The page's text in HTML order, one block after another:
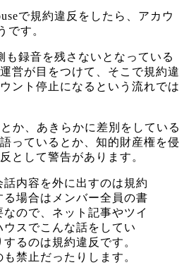
で規約違反をしたら、アカウ
です。
も録音を残さないとなっている
営が目をつけて、そこで規約違
ント停止になるという流れでは
か、あきらかに差別をしている
っているとか、知的財産権を侵
として警告があります。
話内容を外に出すのは規約
場合はメンバー全員の書
ので、ネット記事やツイ
ウスでこんな話をしてい
るのは規約違反です。
禁止だったりします。